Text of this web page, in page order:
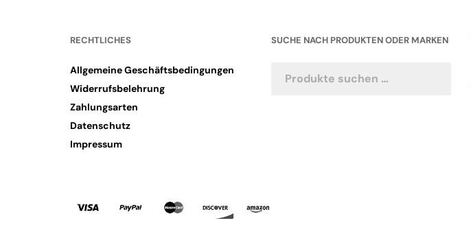
RECHTLICHES
Allgemeine Geschäftsbedingungen
Widerrufsbelehrung
Zahlungsarten
Datenschutz
Impressum
SUCHE NACH PRODUKTEN ODER MARKEN